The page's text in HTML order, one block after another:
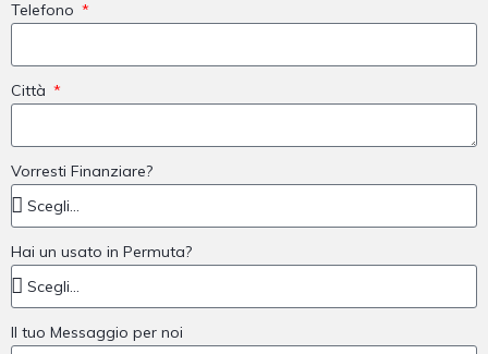
Telefono
Città
Vorresti Finanziare?
Hai un usato in Permuta?
Il tuo Messaggio per noi